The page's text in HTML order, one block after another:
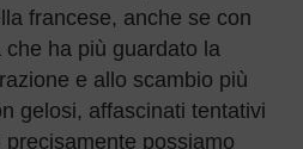
francese, anche se con
ha più guardato la
e allo scambio più
gelosi, affascinati tentativi
possiamo